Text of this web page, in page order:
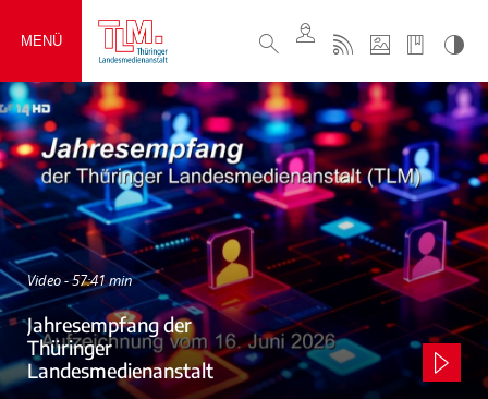
MENÜ
Video - 57:41 min
Jahresempfang der
Thüringer
Landesmedienanstalt